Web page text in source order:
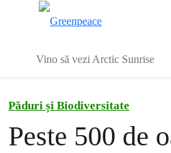
Vino să vezi Arctic Sunrise
Păduri și Biodiversitate
Peste 500 de